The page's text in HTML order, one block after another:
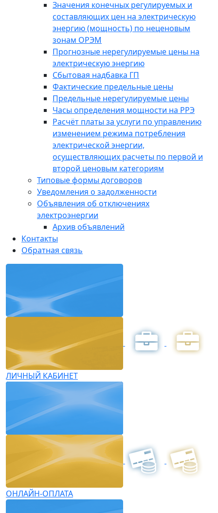
Значения конечных регулируемых и
составляющих цен на электрическую
энергию (мощность) по неценовым
зонам ОРЭМ
Прогнозные нерегулируемые цены на
электрическую энергию
Сбытовая надбавка ГП
Фактические предельные цены
Предельные нерегулируемые цены
Часы определения мощности на РРЭ
Расчёт платы за услуги по управлению
изменением режима потребления
электрической энергии,
осуществляющих расчеты по первой и
второй ценовым категориям
Типовые формы договоров
Уведомления о задолженности
Объявления об отключениях
электроэнергии
Архив объявлений
Контакты
Обратная связь
ЛИЧНЫЙ КАБИНЕТ
ОНЛАЙН-ОПЛАТА